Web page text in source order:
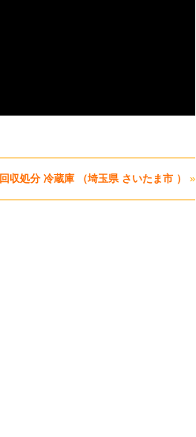
回収処分 冷蔵庫 （埼玉県 さいたま市 ） »